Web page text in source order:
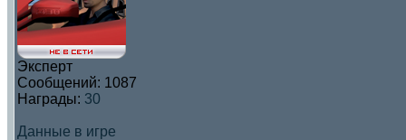
Эксперт
Сообщений: 1087
Награды: 30
Данные в игре